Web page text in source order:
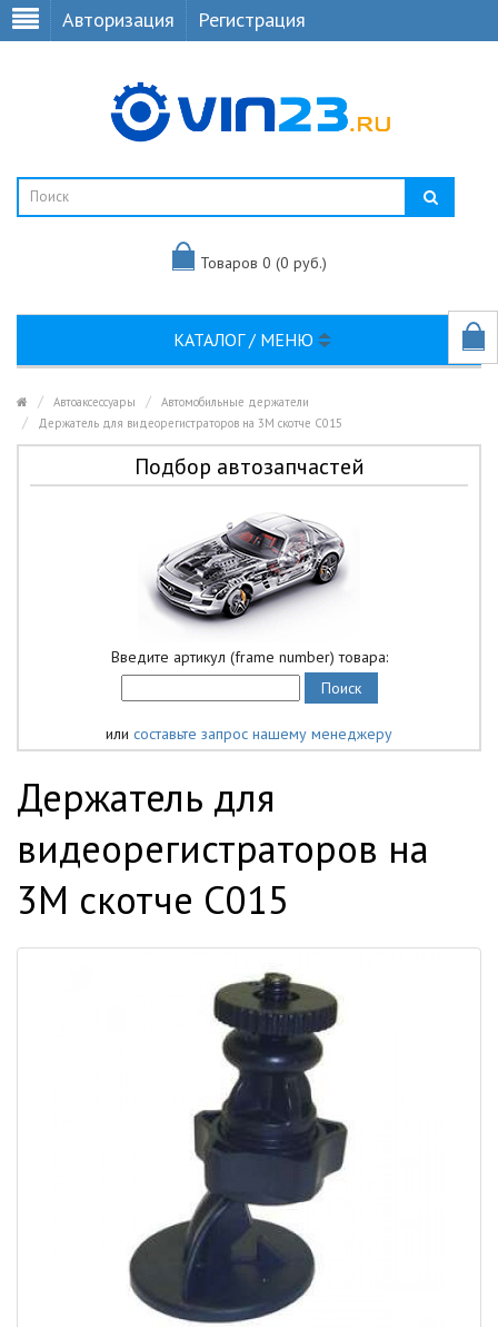
Авторизация Регистрация
Товаров 0 (0 руб.)
КАТАЛОГ / МЕНЮ
Автоаксессуары
Автомобильные держатели
Держатель для видеорегистраторов на 3M скотче C015
Подбор автозапчастей
Введите артикул (frame number) товара:
или составьте запрос нашему менеджеру
Держатель для
видеорегистраторов на
3M скотче C015